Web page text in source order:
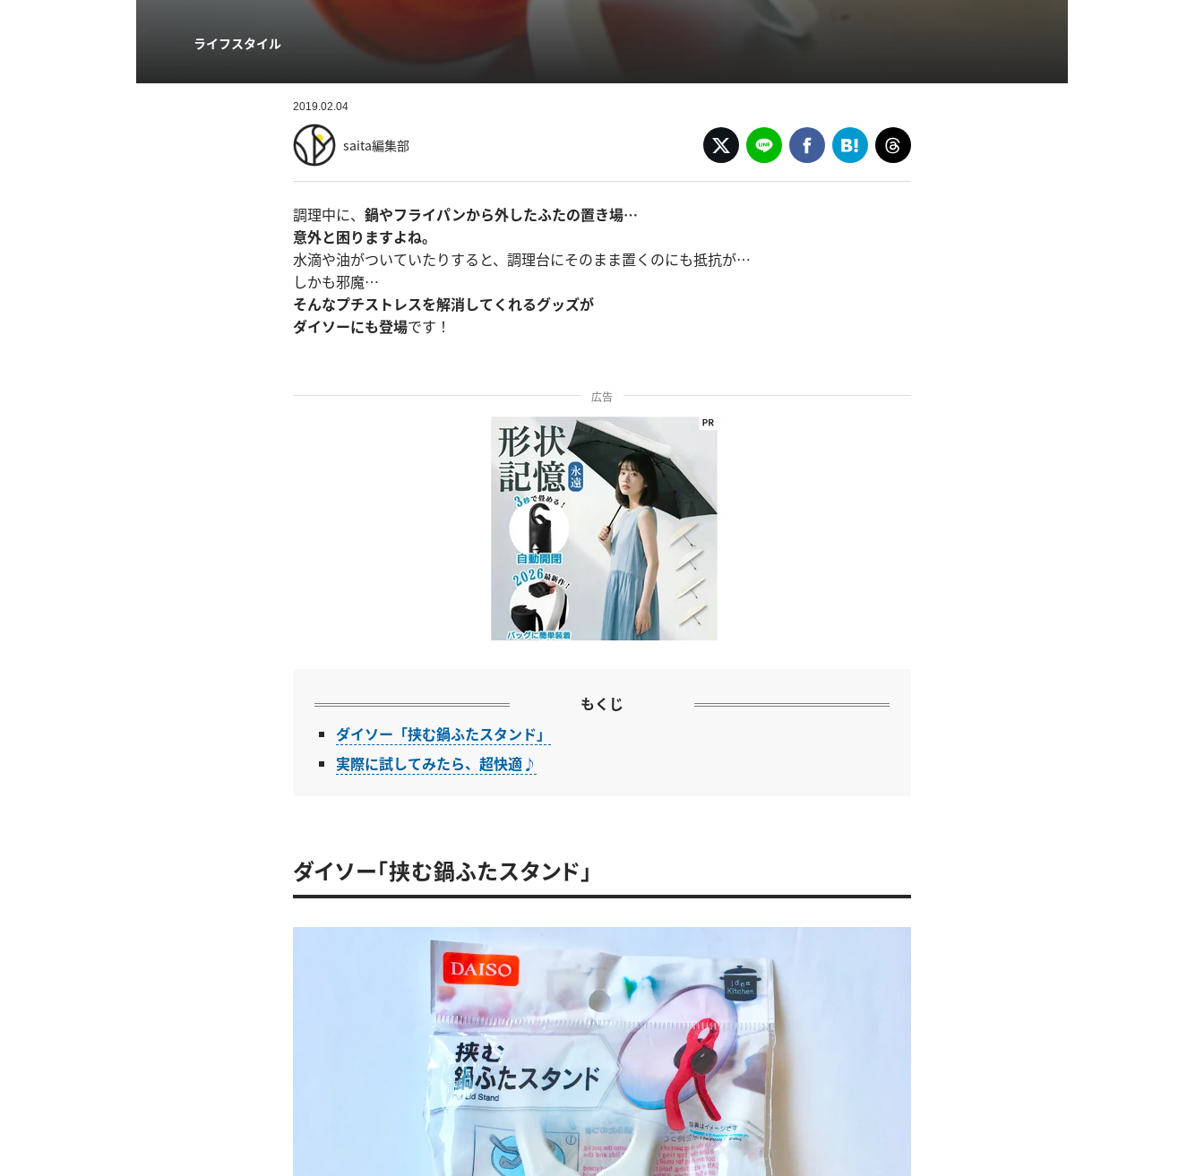
ライフスタイル
2019.02.04
saita編集部
調理中に、 鍋やフライパンから外したふたの置き場…
意外と困りますよね。
水滴や油がついていたりすると、調理台にそのまま置くのにも抵抗が…
しかも邪魔…
そんなプチストレスを解消してくれるグッズが
ダイソーにも登場です！
広告
もくじ
ダイソー「挟む鍋ふたスタンド」
実際に試してみたら、超快適♪
ダイソー「挟む鍋ふたスタンド」